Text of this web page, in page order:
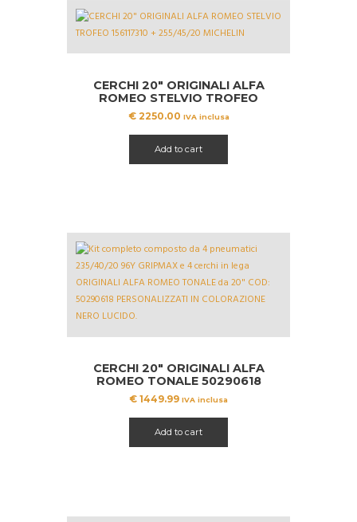
CERCHI 20″ ORIGINALI ALFA
ROMEO STELVIO TROFEO
156117310 + 255/45/20 MICHELIN
€2250.00 IVA inclusa
Add to cart
CERCHI 20″ ORIGINALI ALFA
ROMEO TONALE 50290618
BLACK + 235/40/20 GRIPMAX
€ 1449.99 IVA inclusa
Add to cart